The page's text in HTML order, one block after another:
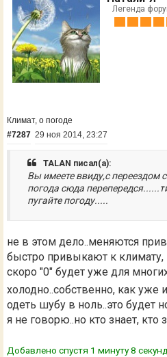
Легенда
Климат, о погоде
#7287 29 ноя 2014, 23:27
TALAN писал(а):
Вы имеете ввиду,с переездом
погода сюда
пугайте погоду.....
не в этом дело..меняются
быстро привыкают к
скоро "0" будет уже для
холодно..собственно, как уже
одеть шубу в ноль..это будет
я не говорю..но кто знает, кто
Добавлено спустя 1 минуту 8